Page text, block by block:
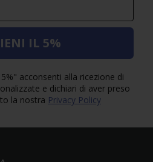
IL 5%
acconsenti alla ricezione di
e dichiari di aver preso
la nostra Privacy Policy